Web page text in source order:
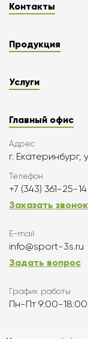
Контакты
Продукция
Услуги
Главный офис
Адрес
г.
Телефон
+7 (343) 361-25-14
Заказать звонок
E-mail
info@sport-3s.ru
Задать вопрос
График работы
Пн-Пт 9:00-18:00